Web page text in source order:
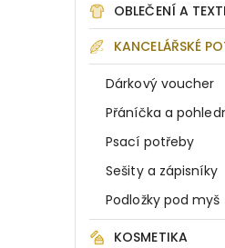
OBLEČENÍ A
KANCELÁŘSKÉ
Dárkový voucher
Přáníčka a
Psací potřeby
Sešity a zápisníky
Podložky pod myš
KOSMETIKA